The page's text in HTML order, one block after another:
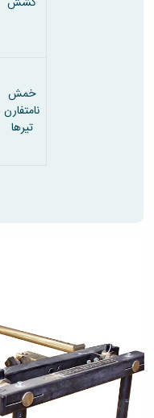
خمش
نامتفارن
تیرها